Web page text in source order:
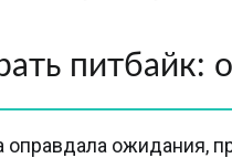
питбайк:
оправдала ожидания,